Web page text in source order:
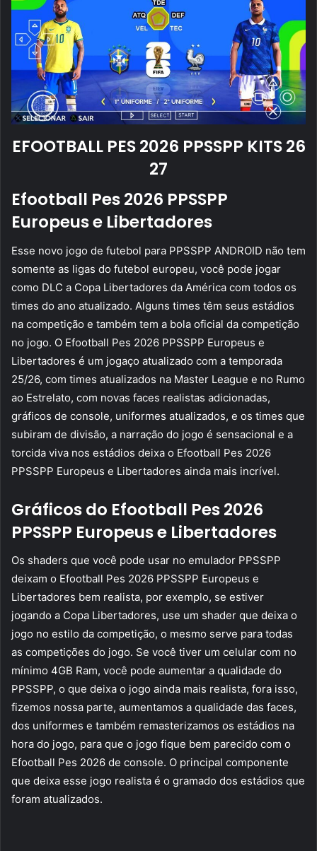
EFOOTBALL PES 2026 PPSSPP KITS 26
27
Efootball Pes 2026 PPSSPP
Europeus e Libertadores
Esse novo jogo de futebol para PPSSPP ANDROID não tem
somente as ligas do futebol europeu, você pode jogar
como DLC a Copa Libertadores da América com todos os
times do ano atualizado. Alguns times têm seus estádios
na competição e também tem a bola oficial da competição
no jogo. O Efootball Pes 2026 PPSSPP Europeus e
Libertadores é um jogaço atualizado com a temporada
25/26, com times atualizados na Master League e no Rumo
ao Estrelato, com novas faces realistas adicionadas,
gráficos de console, uniformes atualizados, e os times que
subiram de divisão, a narração do jogo é sensacional e a
torcida viva nos estádios deixa o Efootball Pes 2026
PPSSPP Europeus e Libertadores ainda mais incrível.
Gráficos do Efootball Pes 2026
PPSSPP Europeus e Libertadores
Os shaders que você pode usar no emulador PPSSPP
deixam o Efootball Pes 2026 PPSSPP Europeus e
Libertadores bem realista, por exemplo, se estiver
jogando a Copa Libertadores, use um shader que deixa o
jogo no estilo da competição, o mesmo serve para todas
as competições do jogo. Se você tiver um celular com no
mínimo 4GB Ram, você pode aumentar a qualidade do
PPSSPP, o que deixa o jogo ainda mais realista, fora isso,
fizemos nossa parte, aumentamos a qualidade das faces,
dos uniformes e também remasterizamos os estádios na
hora do jogo, para que o jogo fique bem parecido com o
Efootball Pes 2026 de console. O principal componente
que deixa esse jogo realista é o gramado dos estádios que
foram atualizados.